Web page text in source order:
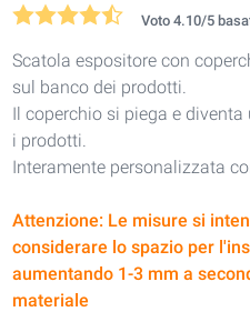
Voto 4.10/5
Scatola espositore con
sul banco dei prodotti.
Il coperchio si piega e
i prodotti.
Interamente personalizzata
Attenzione: Le misure si
considerare lo spazio per
aumentando 1-3 mm a
materiale